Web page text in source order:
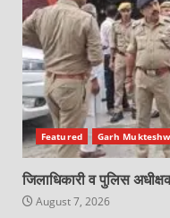
Featured Garh
जिलाधिकारी व पुलिस
August 7, 2026